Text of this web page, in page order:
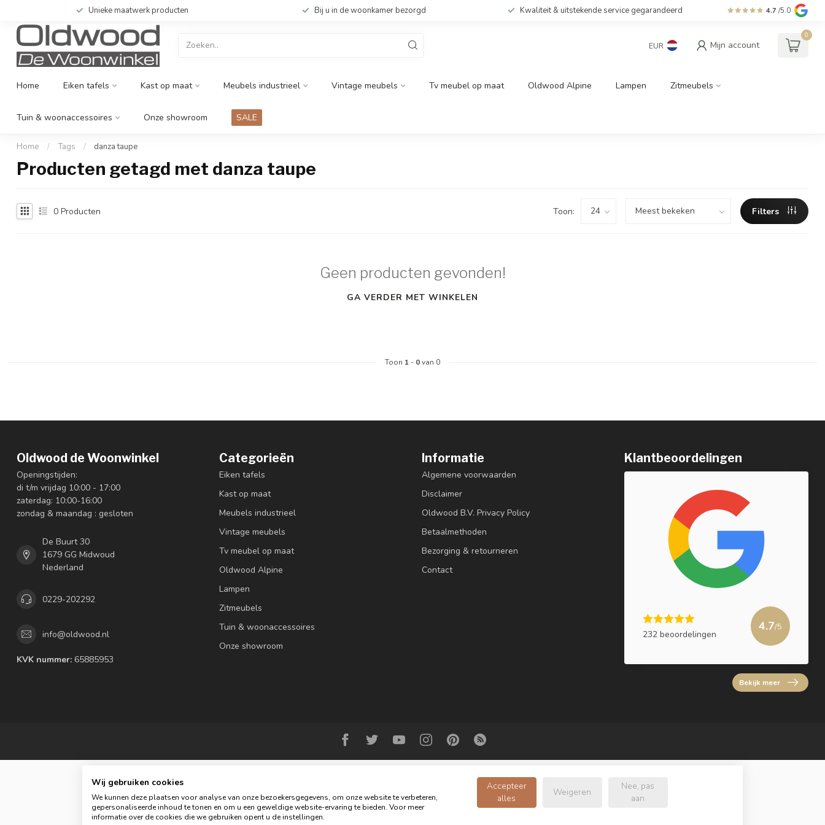
Unieke maatwerk producten Bij u in de woonkamer bezorgd Kwaliteit & uitstekende service gegarandeerd 4.7 /5.0
EUR Mijn account
0
Home Eiken tafels Kast op maat Meubels industrieel Vintage meubels Tv meubel op maat Oldwood Alpine Lampen Zitmeubels
Tuin & woonaccessoires Onze showroom SALE
Home / Tags / danza taupe
Producten getagd met danza taupe
0 Producten Toon: Filters
Geen producten gevonden!
GA VERDER MET WINKELEN
Toon 1 - 0van 0
Oldwood de Woonwinkel
Openingstijden:
di t/m vrijdag 10:00 - 17:00
zaterdag: 10:00-16:00
zondag & maandag : gesloten
De Buurt 30
1679 GG Midwoud
Nederland
0229-202292
info@oldwood.nl
KVK nummer: 65885953
Categorieën
Eiken tafels
Kast op maat
Meubels industrieel
Vintage meubels
Tv meubel op maat
Oldwood Alpine
Lampen
Zitmeubels
Tuin & woonaccessoires
Onze showroom
Informatie
Algemene voorwaarden
Disclaimer
Oldwood B.V. Privacy Policy
Betaalmethoden
Bezorging & retourneren
Contact
Klantbeoordelingen
232 beoordelingen
4.7/5
Bekijk meer
© Copyright 2026 Oldwood de Woonwinkel - Powered by
Wij gebruiken cookies
We kunnen deze plaatsen voor analyse van onze bezoekersgegevens, om onze website te verbeteren,
gepersonaliseerde inhoud te tonen en om u een geweldige website-ervaring te bieden. Voor meer
informatie over de cookies die we gebruiken opent u de instellingen.
Accepteer
alles
Weigeren
Nee, pas
aan